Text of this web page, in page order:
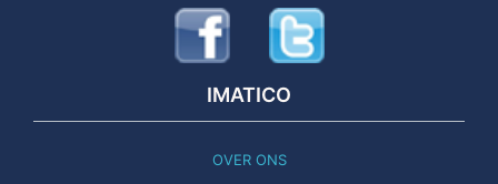
IMATICO
OVER ONS